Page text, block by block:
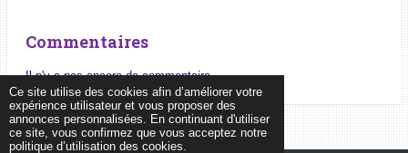
Ce site utilise des cookies afin d’améliorer votre
expérience utilisateur et vous proposer des
annonces personnalisées. En continuant d'utiliser
ce site, vous confirmez que vous acceptez notre
politique d’utilisation des cookies.
Commentaires
Il n'y a pas encore de commentaire.